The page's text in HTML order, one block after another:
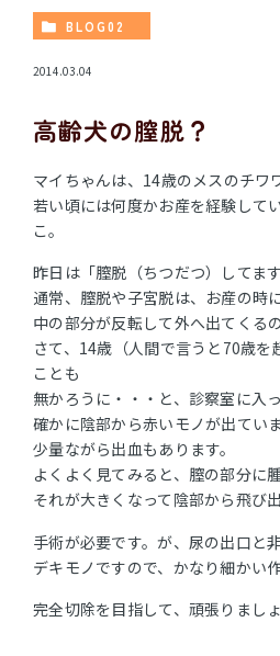
BLOG02
2014.03.04
高齢犬の膣脱？
マイちゃんは、14歳のメスのチワワ
若い頃には何度かお産を経験して
こ。
昨日は「膣脱（ちつだつ）してま
通常、膣脱や子宮脱は、お産の時
中の部分が反転して外へ出てくる
さて、14歳（人間で言うと70歳を
ことも
無かろうに・・・と、診察室に入っ
確かに陰部から赤いモノが出ていま
少量ながら出血もあります。
よくよく見てみると、膣の部分に
それが大きくなって陰部から飛び
手術が必要です。が、尿の出口と
デキモノですので、かなり細かい
完全切除を目指して、頑張りまし